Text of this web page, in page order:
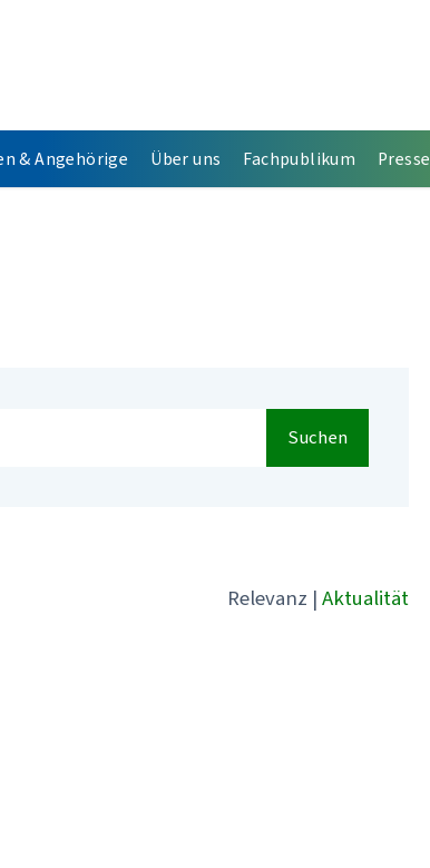
& Angehörige Über uns Fachpublikum Presse
Suchen
Relevanz | Aktualität